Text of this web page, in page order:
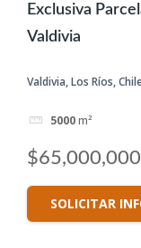
Exclusiva
Valdivia
Valdivia, Los Ríos,
5000m²
$65,000,000
SOLICITAR